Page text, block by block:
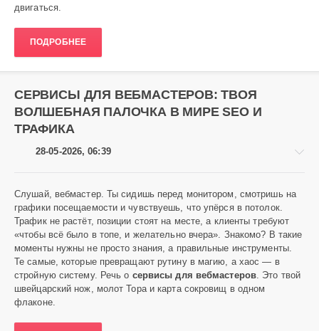
двигаться.
ПОДРОБНЕЕ
СЕРВИСЫ ДЛЯ ВЕБМАСТЕРОВ: ТВОЯ
ВОЛШЕБНАЯ ПАЛОЧКА В МИРЕ SEO И
ТРАФИКА
28-05-2026, 06:39
Аниме
Heavy
156
0
Слушай, вебмастер. Ты сидишь перед монитором, смотришь на
графики посещаемости и чувствуешь, что упёрся в потолок.
Трафик не растёт, позиции стоят на месте, а клиенты требуют
«чтобы всё было в топе, и желательно вчера». Знакомо? В такие
моменты нужны не просто знания, а правильные инструменты.
Те самые, которые превращают рутину в магию, а хаос — в
стройную систему. Речь о сервисы для вебмастеров . Это твой
швейцарский нож, молот Тора и карта сокровищ в одном
флаконе.